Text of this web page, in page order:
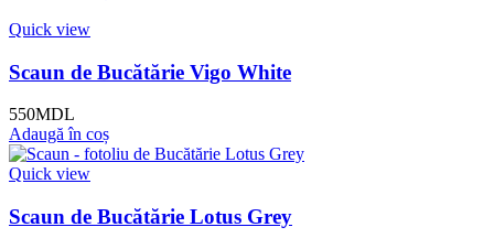
Quick view
Scaun de Bucătărie Vigo White
550MDL
Adaugă în coș
Quick view
Scaun de Bucătărie Lotus Grey